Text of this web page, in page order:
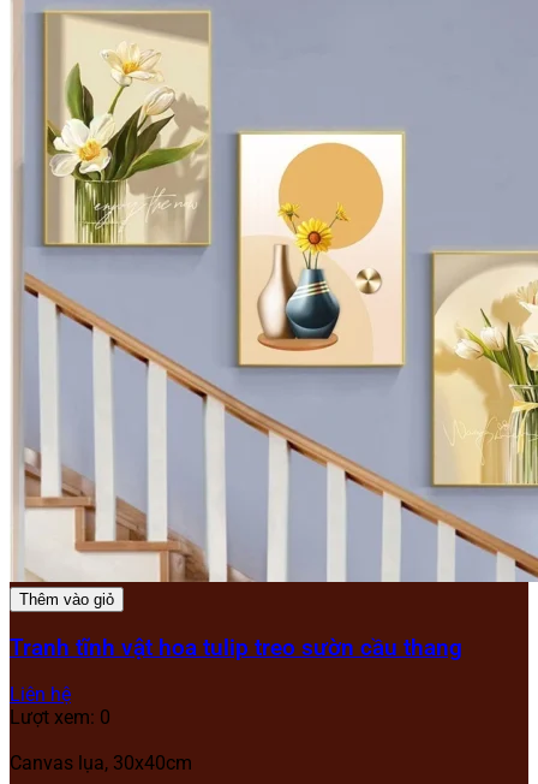
Thêm vào giỏ
Tranh tĩnh vật hoa tulip treo sườn cầu thang
Liên hệ
Lượt xem: 0
Canvas lụa, 30x40cm